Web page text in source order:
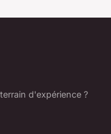
d'expérience ?